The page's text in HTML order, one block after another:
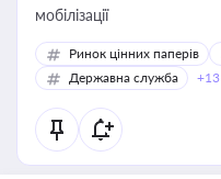
мобілізації
Ринок цінних паперів
Державна служба
+13